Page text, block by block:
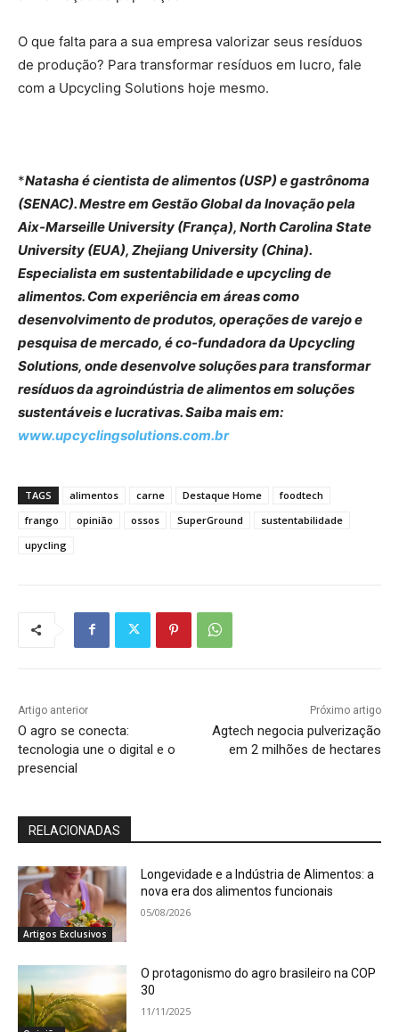
O que falta para a sua empresa valorizar seus resíduos
de produção? Para transformar resíduos em lucro, fale
com a Upcycling Solutions hoje mesmo.
*Natasha é cientista de alimentos (USP) e gastrônoma
(SENAC). Mestre em Gestão Global da Inovação pela
Aix-Marseille University (França), North Carolina State
University (EUA), Zhejiang University (China).
Especialista em sustentabilidade e upcycling de
alimentos. Com experiência em áreas como
desenvolvimento de produtos, operações de varejo e
pesquisa de mercado, é co-fundadora da Upcycling
Solutions, onde desenvolve soluções para transformar
resíduos da agroindústria de alimentos em soluções
sustentáveis e lucrativas. Saiba mais em:
www.upcyclingsolutions.com.br
TAGS alimentos carne Destaque Home
foodtech
frango
opinião ossos SuperGround
sustentabilidade
upycling
Artigo anterior
O agro se conecta:
tecnologia une o digital e o
presencial
Próximo artigo
Agtech negocia pulverização
em 2 milhões de hectares
RELACIONADAS
Artigos Exclusivos
Longevidade e a Indústria de Alimentos: a
nova era dos alimentos funcionais
05/08/2026
O protagonismo do agro brasileiro na COP
30
11/11/2025